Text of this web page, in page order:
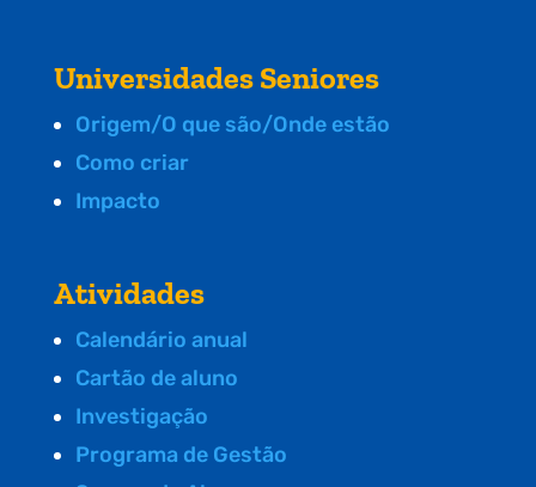
Universidades Seniores
Origem/O que são/Onde estão
Como criar
Impacto
Atividades
Calendário anual
Cartão de aluno
Investigação
Programa de Gestão